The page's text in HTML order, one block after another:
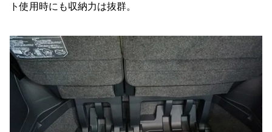
ト使用時にも収納力は抜群。